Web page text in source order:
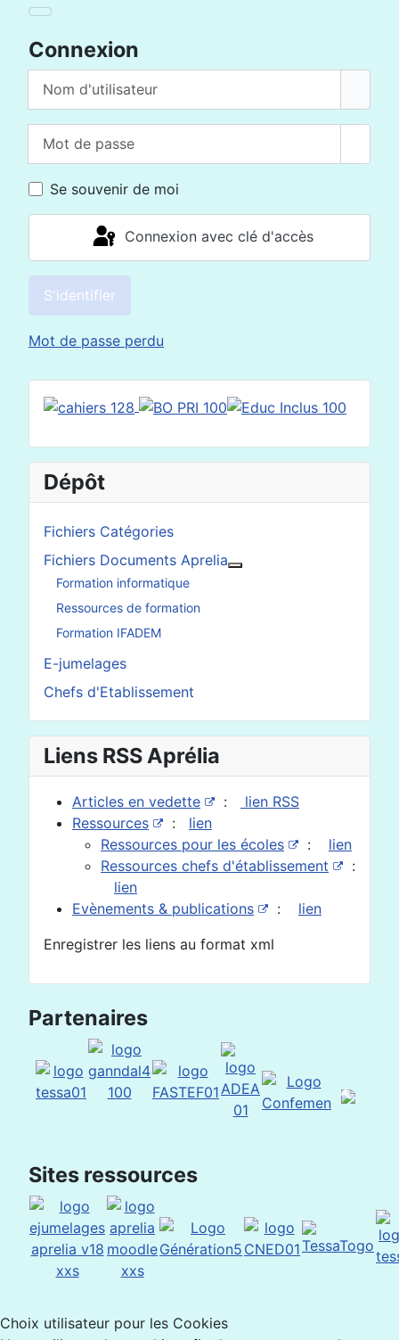
Connexion
Se souvenir de moi
Connexion avec clé d'accès
S'identifier
Mot de passe perdu
Dépôt
Fichiers Catégories
Fichiers Documents Aprelia
Formation informatique
Ressources de formation
Formation IFADEM
E-jumelages
Chefs d'Etablissement
Liens RSS Aprélia
Articles en vedette :
lien RSS
Ressources
: lien
Ressources pour les écoles
: lien
Ressources chefs d'établissement
:
lien
Evènements & publications
: lien
Enregistrer les liens au format xml
Partenaires
Sites ressources
Choix utilisateur pour les Cookies